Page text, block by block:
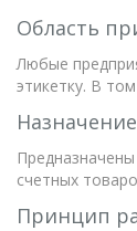
Область
Любые
этикетку. В
счетных
Принцип